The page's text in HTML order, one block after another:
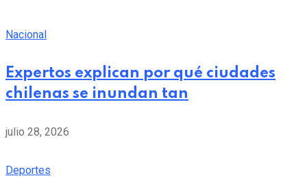
Nacional
Expertos explican por qué ciudades
chilenas se inundan tan
julio 28, 2026
Deportes